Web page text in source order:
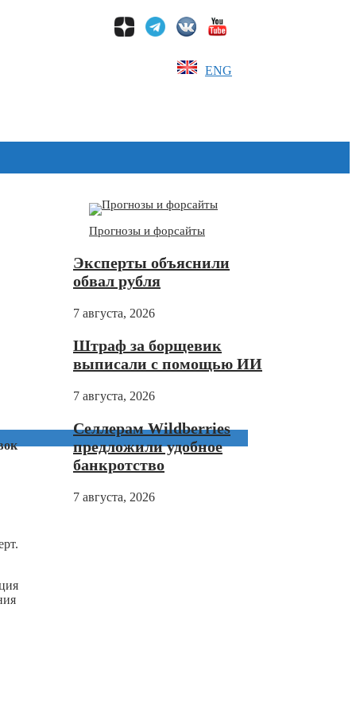
ENG
Прогнозы и форсайты
Эксперты объяснили
обвал рубля
7 августа, 2026
Штраф за борщевик
выписали с помощью ИИ
7 августа, 2026
Селлерам Wildberries
предложили удобное
банкротство
7 августа, 2026